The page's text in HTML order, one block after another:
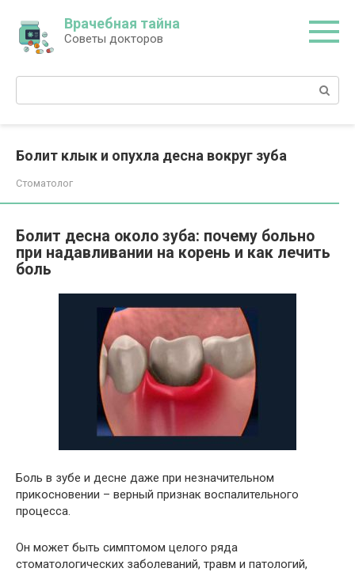
контенту
Врачебная тайна
Советы докторов
Поиск:
Болит клык и опухла десна вокруг зуба
Стоматолог
Болит десна около зуба: почему больно
при надавливании на корень и как лечить
боль
Боль в зубе и десне даже при незначительном
прикосновении – верный признак воспалительного
процесса.
Он может быть симптомом целого ряда
стоматологических заболеваний, травм и патологий,